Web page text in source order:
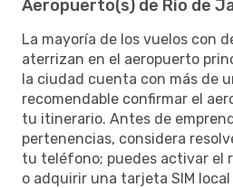
Aeropuerto(s) de Río de
La mayoría de los vuelos con
aterrizan en el aeropuerto
la ciudad cuenta con más de
recomendable confirmar el
tu itinerario. Antes de
pertenencias, considera
tu teléfono; puedes activar el
o adquirir una tarjeta SIM